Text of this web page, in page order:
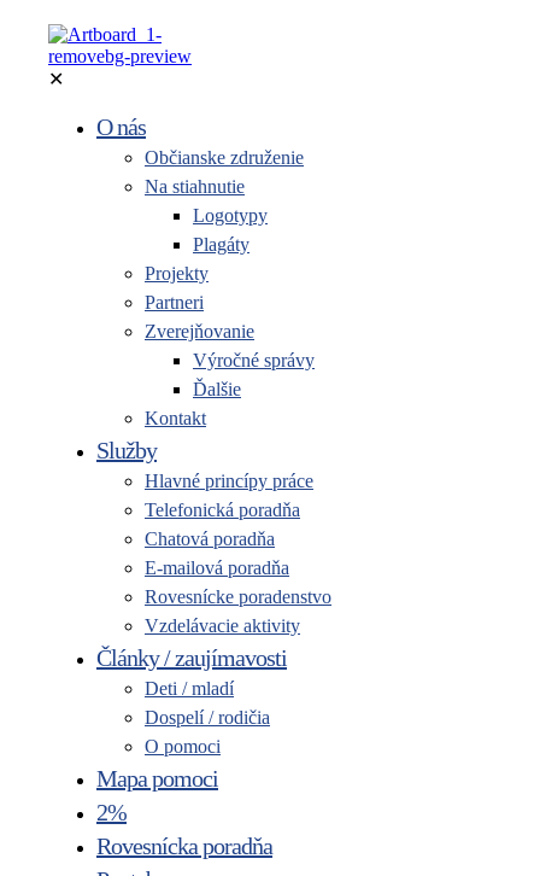
✕
O nás
Občianske združenie
Na stiahnutie
Logotypy
Plagáty
Projekty
Partneri
Zverejňovanie
Výročné správy
Ďalšie
Kontakt
Služby
Hlavné princípy práce
Telefonická poradňa
Chatová poradňa
E-mailová poradňa
Rovesnícke poradenstvo
Vzdelávacie aktivity
Články / zaujímavosti
Deti / mladí
Dospelí / rodičia
O pomoci
Mapa pomoci
2%
Rovesnícka poradňa